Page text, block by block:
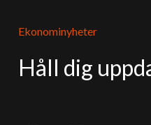
Ekonominyheter
Håll dig